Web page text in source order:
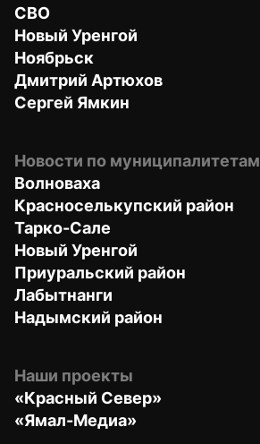
СВО
Новый Уренгой
Ноябрьск
Дмитрий Артюхов
Сергей Ямкин
Новости по муниципалитетам
Волноваха
Красноселькупский район
Тарко-Сале
Новый Уренгой
Приуральский район
Лабытнанги
Надымский район
Наши проекты
«Красный Север»
«Ямал-Медиа»